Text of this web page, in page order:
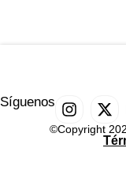
Síguenos
©Copyright